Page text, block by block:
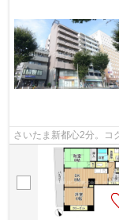
さいたま新都心2分。コ